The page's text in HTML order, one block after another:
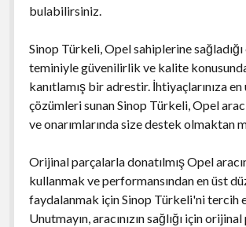
bulabilirsiniz.
Sinop Türkeli, Opel sahiplerine
teminiyle güvenilirlik ve kalite
kanıtlamış bir adrestir. İhtiyaçlarınıza en
çözümleri sunan Sinop Türkeli, Opel
ve onarımlarında size destek olmaktan
Orijinal parçalarla donatılmış Opel
kullanmak ve performansından en üst
faydalanmak için Sinop Türkeli'ni tercih
Unutmayın, aracınızın sağlığı için